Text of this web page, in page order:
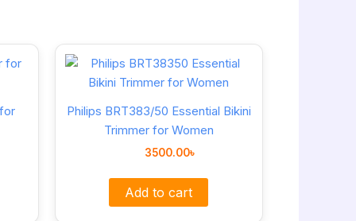
Philips BRT383/50 Essential Bikini
Trimmer for Women
3500.00৳
Add to cart